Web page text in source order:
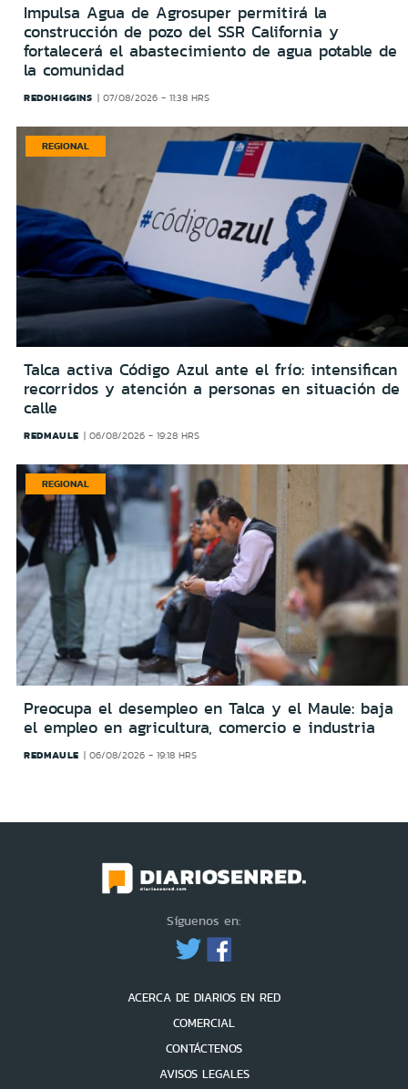
Impulsa Agua de Agrosuper permitirá la
construcción de pozo del SSR California y
fortalecerá el abastecimiento de agua potable de
la comunidad
REDOHIGGINS 07/08/2026 - 11:38 HRS
REGIONAL
Talca activa Código Azul ante el frío: intensifican
recorridos y atención a personas en situación de
calle
REDMAULE 06/08/2026 - 19:28 HRS
REGIONAL
Preocupa el desempleo en Talca y el Maule: baja
el empleo en agricultura, comercio e industria
REDMAULE 06/08/2026 - 19:18 HRS
Síguenos en:
ACERCA DE DIARIOS EN RED
COMERCIAL
CONTÁCTENOS
AVISOS LEGALES